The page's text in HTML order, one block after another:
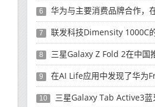
6 华为与主要消费品牌合作，在中国推出采用
7 联发科技Dimensity 1000C的性能略高于
8 三星Galaxy Z Fold 2在中国推出，
9 在AI Life应用中发现了华为
10 三星Galaxy Tab Active3蓝牙SIG认证; 发